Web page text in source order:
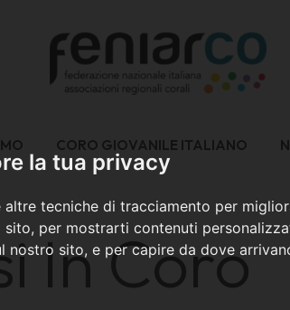
la tua privacy
tecniche di tracciamento per
sito, per mostrarti contenuti
nostro sito, e per capire da dove
CORO GIOVANILE ITALIANO
In Coro